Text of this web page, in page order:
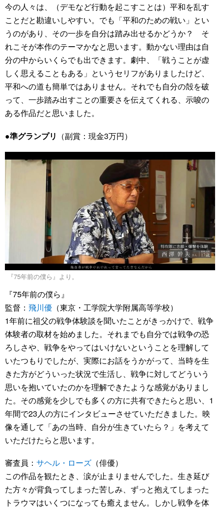
今の人々は、（デモなど行動を起こすことは）平和を乱す
ことだと勘違いしやすい。でも「平和のための戦い」とい
うのがあり、その一歩を自分は踏み出せるかどうか？ そ
れこそが本作のテーマかなと思います。動かない理由は自
分の中からいくらでも出できます。劇中、「戦うことが虚
しく思えることもある」というセリフがありましたけど、
平和への道も簡単ではありません。それでも自分の殻を破
って、一歩踏み出すことの重要さを伝えてくれる、示唆の
ある作品だと思いました。
●準グランプリ （副賞：現金3万円）
『75年前の僕ら』より。
『75年前の僕ら』
監督： 飛川優 （東京・工学院大学附属高等学校）
1年前に祖父の戦争体験談を聞いたことがきっかけで、戦争
体験者の取材を始めました。それまでも自分では戦争の恐
ろしさや、戦争をやってはいけないということを理解して
いたつもりでしたが、実際にお話をうかがって、当時を生
きた方がどういった状況で生活し、戦争に対してどういう
思いを抱いていたのかを理解できたような感覚がありまし
た。その感覚を少しでも多くの方に共有できたらと思い、1
年間で23人の方にインタビューさせていただきました。映
像を通して「あの当時、自分が生きていたら？」を考えて
いただけたらと思います。
審査員： サヘル・ローズ （俳優）
この作品を観たとき、涙が止まりませんでした。生き延び
た方々が背負ってしまった苦しみ、ずっと抱えてしまった
トラウマはいくつになっても癒えません。しかし戦争を体